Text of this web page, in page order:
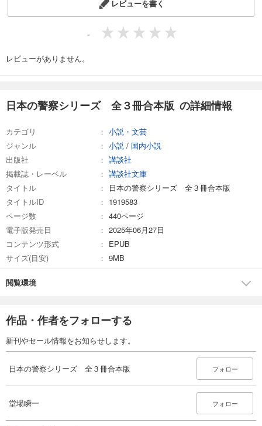
レビューを書く
-
レビューがありません。
日本の警察シリーズ 全３冊合本版 の詳細情報
カテゴリ
小説・文芸
ジャンル
小説 / 国内小説
出版社
講談社
掲載誌・レーベル
講談社文庫
タイトル
日本の警察シリーズ 全３冊合本版
タイトルID
1919583
ページ数
440ページ
電子版発売日
2025年06月27日
コンテンツ形式
EPUB
サイズ(目安)
9MB
閲覧環境
作品・作者をフォローする
新刊やセール情報をお知らせします。
日本の警察シリーズ 全３冊合本版 フォロー
堂場瞬一 フォロー